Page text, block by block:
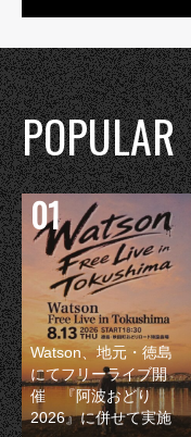
POPULAR
Watson、地元・徳島
にてフリーライブ開
催 『阿波おどり
2026』に併せて実施